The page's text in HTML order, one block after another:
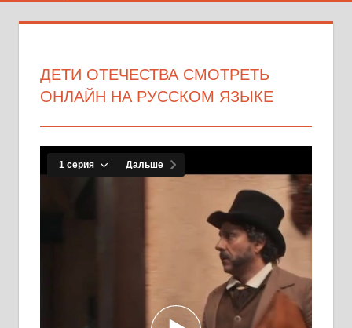
ДЕТИ ОТЕЧЕСТВА СМОТРЕТЬ
ОНЛАЙН НА РУССКОМ ЯЗЫКЕ